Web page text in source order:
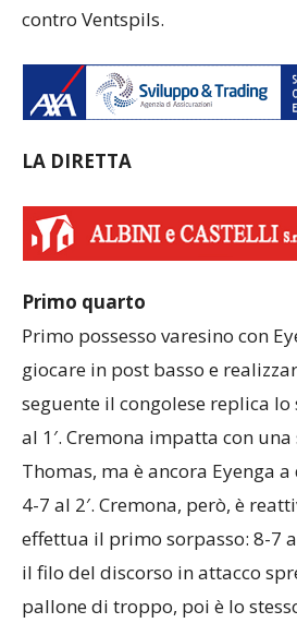
contro Ventspils.
LA DIRETTA
Primo quarto
Primo possesso varesino con
giocare in post basso e
seguente il congolese replica lo
al 1′. Cremona impatta con
Thomas, ma è ancora Eyenga
4-7 al 2′. Cremona, però, è
effettua il primo sorpasso: 8-7
il filo del discorso in attacco
pallone di troppo, poi è lo